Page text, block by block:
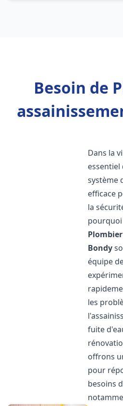
Besoin de
Dans la
système
efficace
la
pourquoi
Bondy
équipe
les
fuite
offrons
pour
besoins